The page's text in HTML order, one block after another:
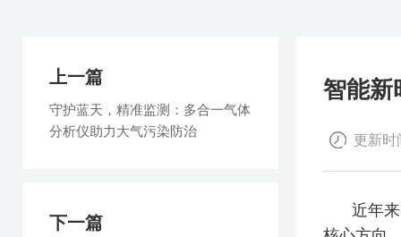
智能新
更新时
近年
上一篇
守护蓝天，精准监测：多合一气体
分析仪助力大气污染防治
下一篇